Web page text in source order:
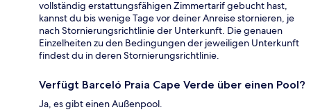
vollständig erstattungsfähigen Zimmertarif gebucht hast,
kannst du bis wenige Tage vor deiner Anreise stornieren, je
nach Stornierungsrichtlinie der Unterkunft. Die genauen
Einzelheiten zu den Bedingungen der jeweiligen Unterkunft
findest du in deren Stornierungsrichtlinie.
Verfügt Barceló Praia Cape Verde über einen Pool?
Ja, es gibt einen Außenpool.